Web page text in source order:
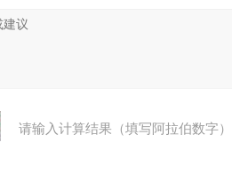
请输入计算结果（填写阿拉伯数字